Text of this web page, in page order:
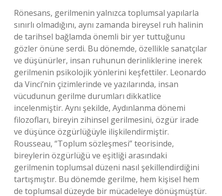
Rönesans, gerilmenin yalnızca toplumsal yapılarla
sınırlı olmadığını, aynı zamanda bireysel ruh halinin
de tarihsel bağlamda önemli bir yer tuttuğunu
gözler önüne serdi. Bu dönemde, özellikle sanatçılar
ve düşünürler, insan ruhunun derinliklerine inerek
gerilmenin psikolojik yönlerini keşfettiler. Leonardo
da Vinci’nin çizimlerinde ve yazılarında, insan
vücudunun gerilme durumları dikkatlice
incelenmiştir. Aynı şekilde, Aydınlanma dönemi
filozofları, bireyin zihinsel gerilmesini, özgür irade
ve düşünce özgürlüğüyle ilişkilendirmiştir.
Rousseau, “Toplum sözleşmesi” teorisinde,
bireylerin özgürlüğü ve eşitliği arasındaki
gerilmenin toplumsal düzeni nasıl şekillendirdiğini
tartışmıştır. Bu dönemde gerilme, hem kişisel hem
de toplumsal düzeyde bir mücadeleye dönüşmüştür.